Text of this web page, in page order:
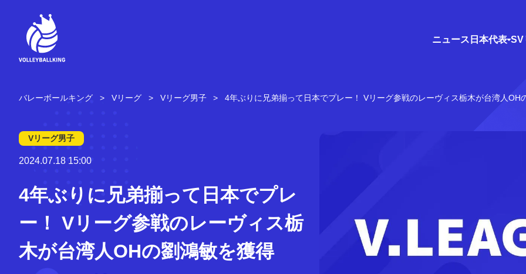
ニュース 日本代表 SV
バレーボールキング Vリーグ Vリーグ男子 4年ぶりに兄弟揃って日本でプレー！ Vリーグ参戦のレーヴィス栃木が台湾人OH
Vリーグ男子
2024.07.18 15:00
4年ぶりに兄弟揃って日本でプレ
ー！ Vリーグ参戦のレーヴィス栃
木が台湾人OHの劉鴻敏を獲得